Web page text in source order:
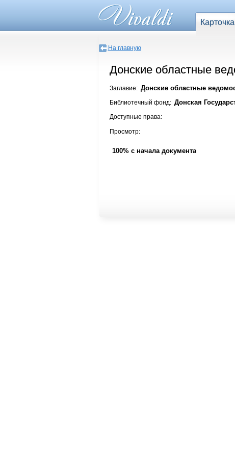
Карточка
На главную
Донские областные
Заглавие: Донские областные
Библиотечный фонд: Донская
Доступные права:
Просмотр:
100% с начала документа